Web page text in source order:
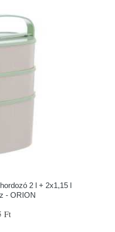
2 l + 2x1,15 l
- ORION
Ft